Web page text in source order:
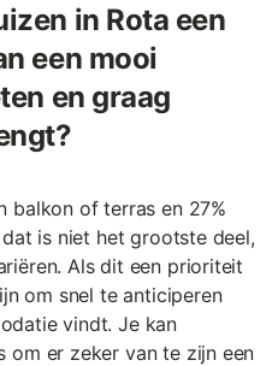
in Rota een
een mooi
en graag
balkon of terras en 27%
is niet het grootste deel,
Als dit een prioriteit
om snel te anticiperen
vindt. Je kan
om er zeker van te zijn een